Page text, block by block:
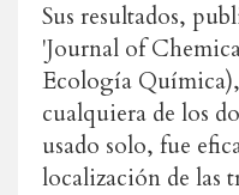
Sus resultados,
'Journal of
Ecología
cualquiera de los
usado solo, fue
localización de las